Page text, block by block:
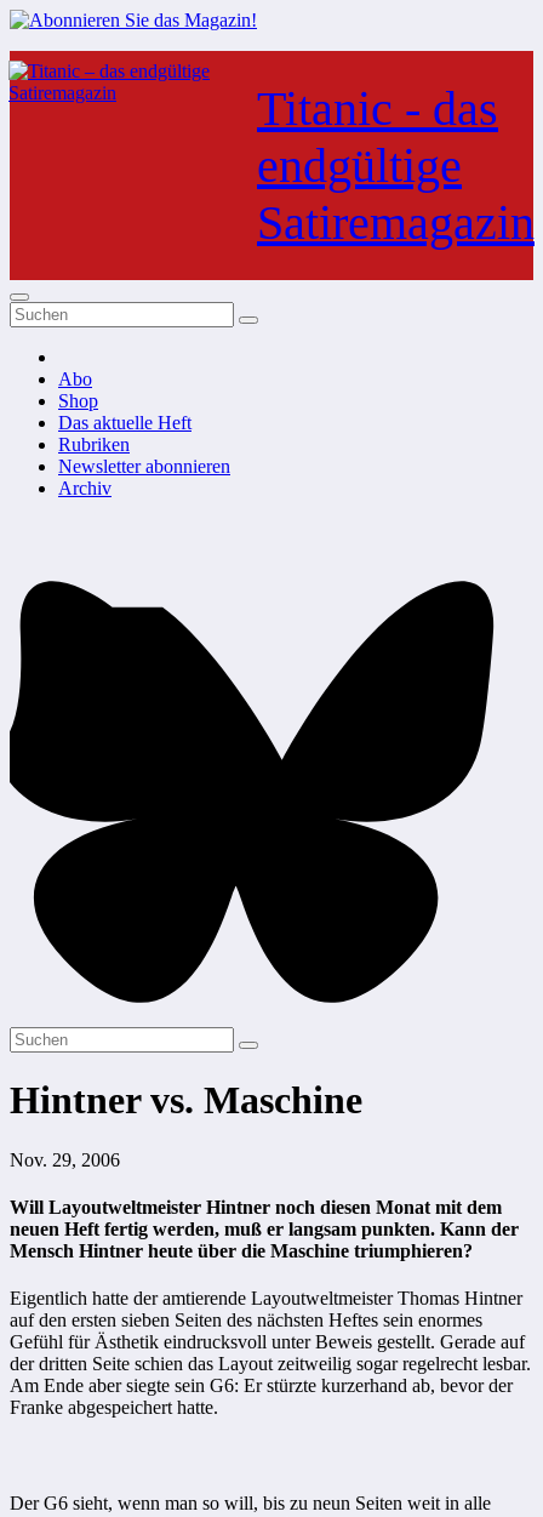
Zum
Inhalt
springen
Titanic - das
endgültige
Satiremagazin
Abo
Shop
Das aktuelle Heft
Rubriken
Newsletter abonnieren
Archiv
Hintner vs. Maschine
Nov. 29, 2006
Will Layoutweltmeister Hintner noch diesen Monat mit dem
neuen Heft fertig werden, muß er langsam punkten. Kann der
Mensch Hintner heute über die Maschine triumphieren?
Eigentlich hatte der amtierende Layoutweltmeister Thomas Hintner
auf den ersten sieben Seiten des nächsten Heftes sein enormes
Gefühl für Ästhetik eindrucksvoll unter Beweis gestellt. Gerade auf
der dritten Seite schien das Layout zeitweilig sogar regelrecht lesbar.
Am Ende aber siegte sein G6: Er stürzte kurzerhand ab, bevor der
Franke abgespeichert hatte.
Der G6 sieht, wenn man so will, bis zu neun Seiten weit in alle